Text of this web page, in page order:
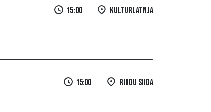
15:00 Kulturlatnja
15:00 Riddu Siida